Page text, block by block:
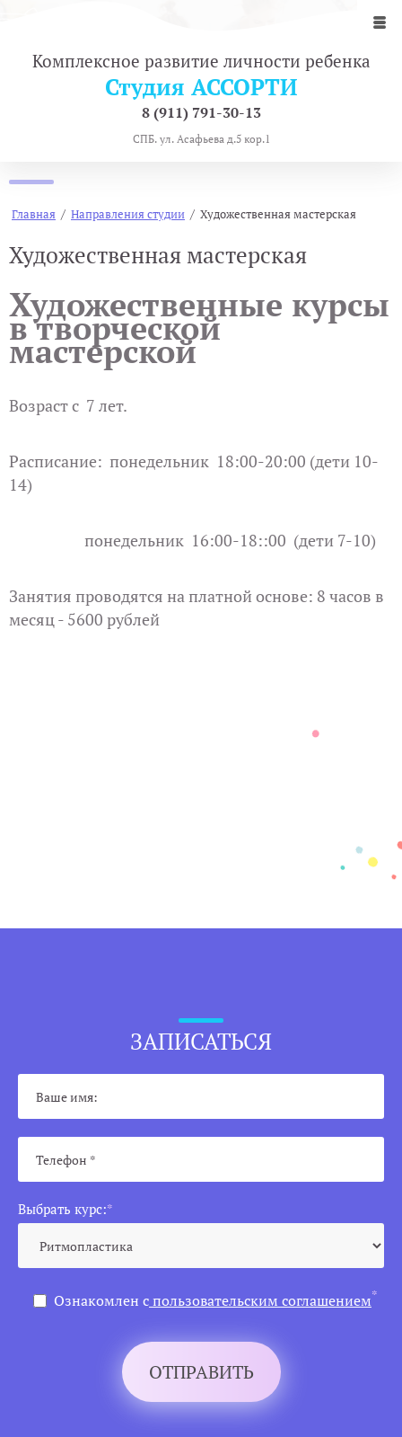
Комплексное развитие личности ребенка
Студия АССОРТИ
8 (911) 791-30-13
СПБ. ул. Асафьева д.5 кор.1
Главная / Направления студии / Художественная мастерская
Художественная мастерская
Художественные курсы
в творческой
мастерской
Возраст с 7 лет.
Расписание: понедельник 18:00-20:00 (дети 10-
14)
понедельник 16:00-18::00 (дети 7-10)
Занятия проводятся на платной основе: 8 часов в
месяц - 5600 рублей
ЗАПИСАТЬСЯ
Выбрать курс:*
*
Ознакомлен спользовательским соглашением
ОТПРАВИТЬ